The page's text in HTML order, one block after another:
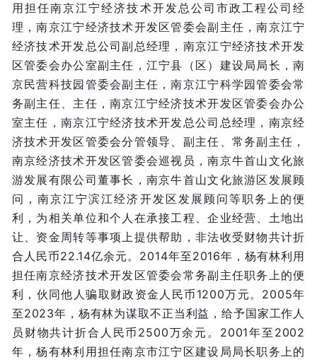
用担任南京江宁经济技术开发总公司市政工程公司经
理，南京江宁经济技术开发区管委会副主任，南京江宁
经济技术开发总公司副总经理，南京江宁经济技术开发
区管委会办公室副主任，江宁县（区）建设局局长，南
京民营科技园管委会副主任，南京江宁科学园管委会常
务副主任、主任，南京江宁经济技术开发区管委会办公
室主任，南京江宁经济技术开发总公司总经理，南京经
济技术开发区管委会分管领导、副主任、常务副主任，
南京经济技术开发区管委会巡视员，南京牛首山文化旅
游发展有限公司董事长，南京牛首山文化旅游区发展顾
问，南京江宁滨江经济开发区发展顾问等职务上的便
利，为相关单位和个人在承接工程、企业经营、土地出
让、资金周转等事项上提供帮助，非法收受财物共计折
合人民币22.14亿余元。2014年至2016年，杨有林利用
担任南京经济技术开发区管委会常务副主任职务上的便
利，伙同他人骗取财政资金人民币1200万元。2005年
至2023年，杨有林为谋取不正当利益，给予国家工作人
员财物共计折合人民币2500万余元。2001年至2002
年，杨有林利用担任南京市江宁区建设局局长职务上的